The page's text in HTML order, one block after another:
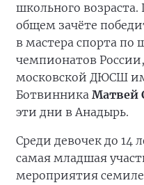
школьного
общем зачёте
в мастера спорта по
чемпионатов
московской ДЮСШ
Ботвинника Матвей
эти дни в Анадырь.
Среди девочек до 14
самая младшая
мероприятия